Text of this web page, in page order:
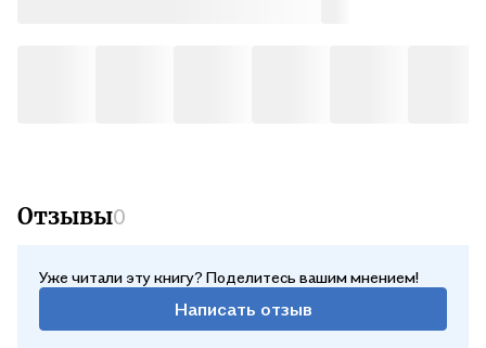
Отзывы0
Уже читали эту книгу? Поделитесь вашим мнением!
Написать отзыв